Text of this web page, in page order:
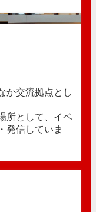
か交流拠点とし
所として、イベ
発信していま